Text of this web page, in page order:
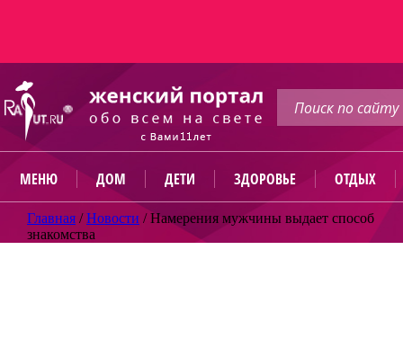
МЕНЮ ДОМ ДЕТИ ЗДОРОВЬЕ ОТДЫХ
Главная /Новости /Намерения мужчины выдает способ
знакомства